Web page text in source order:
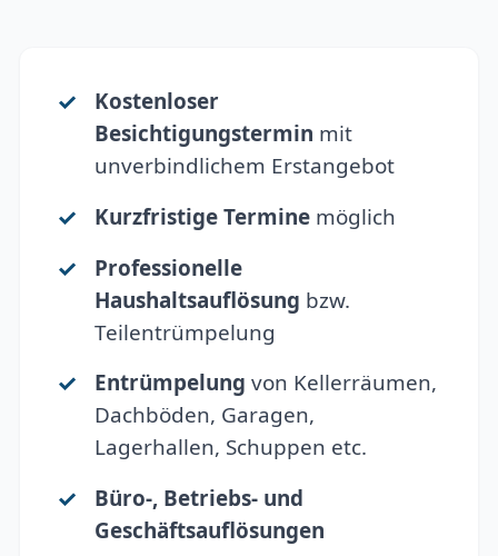
Kostenloser
Besichtigungstermin mit
unverbindlichem Erstangebot
Kurzfristige Terminemöglich
Professionelle
Haushaltsauflösung bzw.
Teilentrümpelung
Entrümpelung von Kellerräumen,
Dachböden, Garagen,
Lagerhallen, Schuppen etc.
Büro-, Betriebs- und
Geschäftsauflösungen